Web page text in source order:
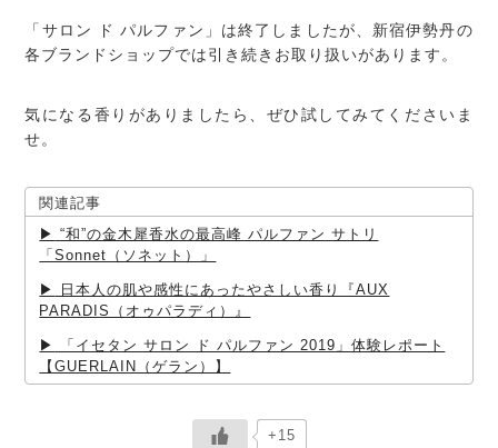
「サロン ド パルファン」は終了しましたが、新宿伊勢丹の
各ブランドショップでは引き続きお取り扱いがあります。
気になる香りがありましたら、ぜひ試してみてくださいま
せ。
関連記事
“和”の金木犀香水の最高峰 パルファン サトリ
「Sonnet（ソネット）」
日本人の肌や感性にあったやさしい香り『AUX
PARADIS（オゥパラディ）』
「イセタン サロン ド パルファン 2019」体験レポート
【GUERLAIN（ゲラン）】
+15